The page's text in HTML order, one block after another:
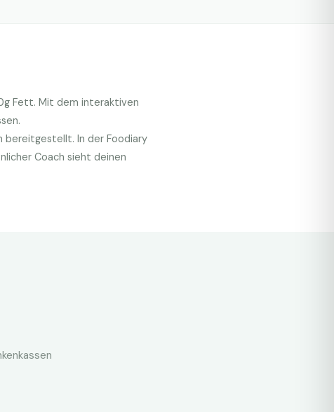
g Fett. Mit dem interaktiven
bereitgestellt. In der Foodiary
Coach sieht deinen